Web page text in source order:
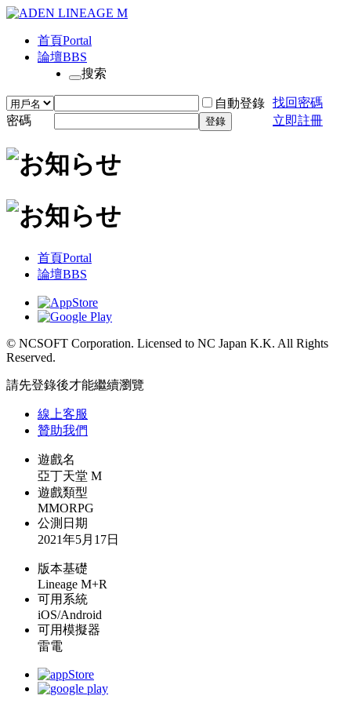
首頁Portal
論壇BBS
搜索
自動登錄 找回密碼
密碼
登錄 立即註冊
首頁Portal
論壇BBS
© NCSOFT Corporation. Licensed to NC Japan K.K. All Rights
Reserved.
請先登錄後才能繼續瀏覽
線上客服
贊助我們
遊戲名
亞丁天堂 M
遊戲類型
MMORPG
公測日期
2021年5月17日
版本基礎
Lineage M+R
可用系統
iOS/Android
可用模擬器
雷電